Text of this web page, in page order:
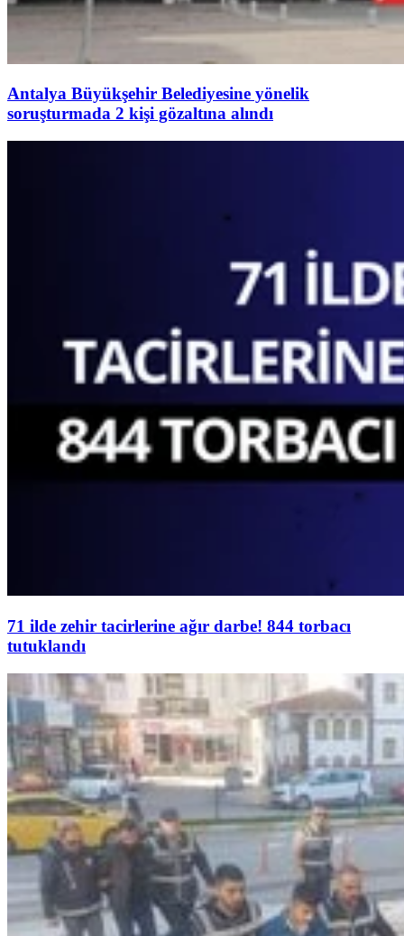
Antalya Büyükşehir Belediyesine yönelik
soruşturmada 2 kişi gözaltına alındı
71 ilde zehir tacirlerine ağır darbe! 844 torbacı
tutuklandı